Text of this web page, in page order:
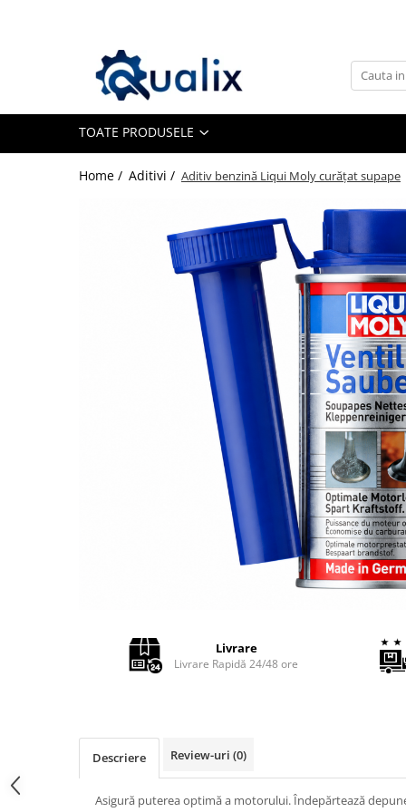
Toate Produsele
Antigel
Solutii Parbriz
Echipamente Service
Compresoare portabile
Truse de Scule
Restaurare Faruri
TOATE PRODUSELE
Home / Aditivi / Aditiv benzină Liqui Moly curăţat supape
Livrare
Livrare Rapidă 24/48 ore
Descriere Review-uri (0)
Asigură puterea optimă a motorului. Îndepărtează